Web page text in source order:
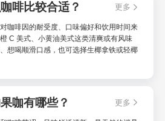
啡比较合适？ 更多
咖啡因的耐受度、口味偏好和饮用时间来
C 美式、小黄油美式这类清爽或有风味
想喝顺滑口感，也可选择生椰拿铁或轻椰
咖有哪些？ 更多